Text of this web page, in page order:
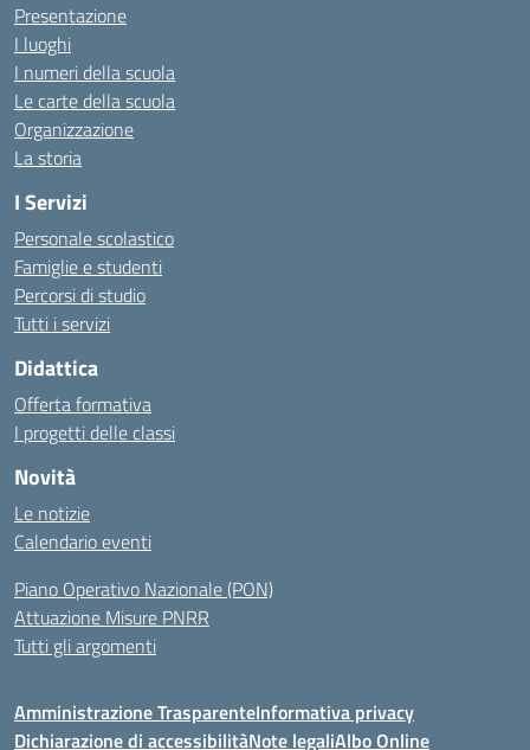
Presentazione
I luoghi
I numeri della scuola
Le carte della scuola
Organizzazione
La storia
I Servizi
Personale scolastico
Famiglie e studenti
Percorsi di studio
Tutti i servizi
Didattica
Offerta formativa
I progetti delle classi
Novità
Le notizie
Calendario eventi
Piano Operativo Nazionale (PON)
Attuazione Misure PNRR
Tutti gli argomenti
Amministrazione TrasparenteInformativa privacy
Dichiarazione di accessibilitàNote legaliAlbo Online